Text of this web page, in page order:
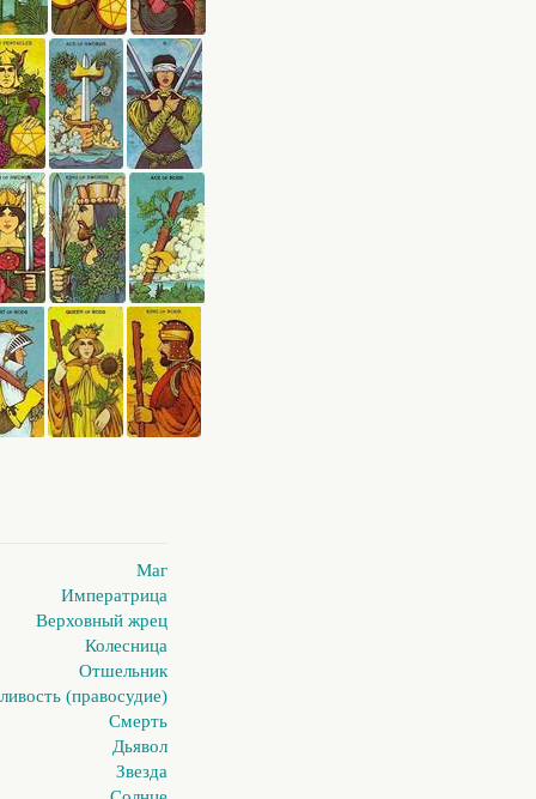
Маг
Императрица
Верховный жрец
Колесница
Отшельник
(правосудие)
Смерть
Дьявол
Звезда